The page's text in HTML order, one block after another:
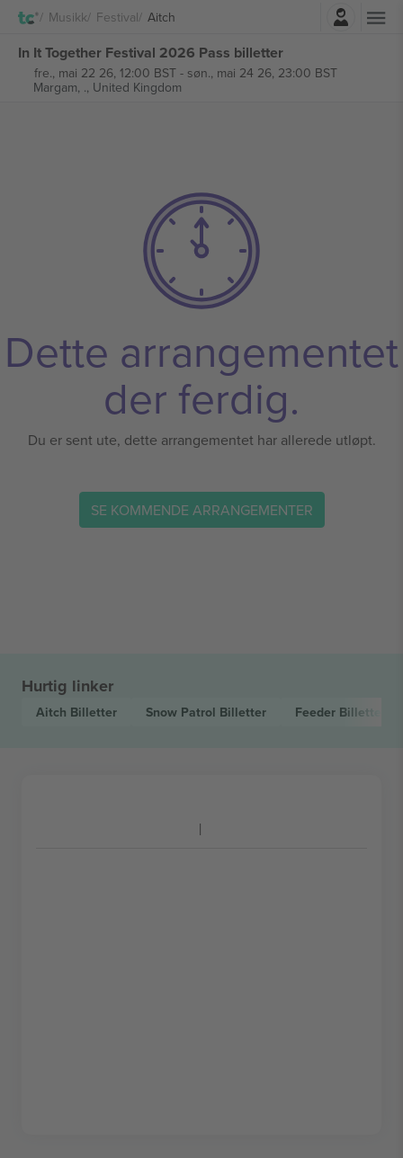
Musikk Festival Aitch
In It Together Festival 2026 Pass billetter
fre., mai 22 26, 12:00 BST- søn., mai 24 26, 23:00 BST
Margam, ., United Kingdom
Dette arrangementet
der ferdig.
Du er sent ute, dette arrangementet har allerede utløpt.
SE KOMMENDE ARRANGEMENTER
Hurtig linker
Aitch Billetter Snow Patrol Billetter Feeder Billetter